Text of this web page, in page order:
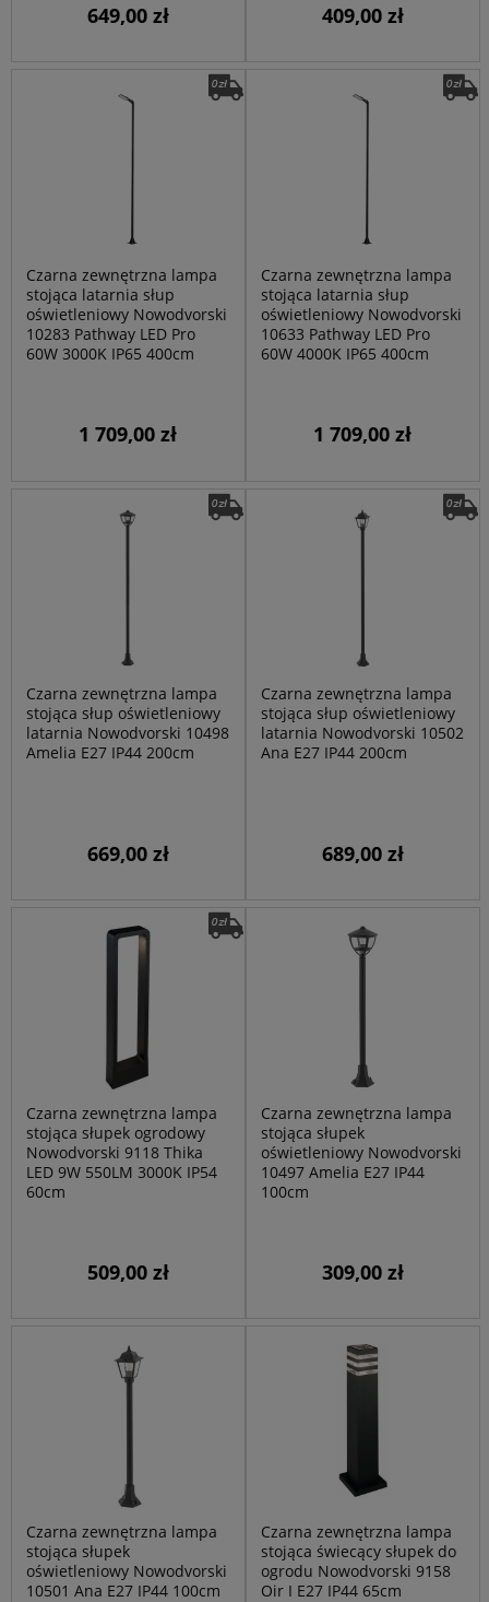
649,00 zł 409,00 zł
Czarna zewnętrzna lampa
stojąca latarnia słup
oświetleniowy Nowodvorski
10283 Pathway LED Pro
60W 3000K IP65 400cm
1 709,00 zł
Czarna zewnętrzna lampa
stojąca latarnia słup
oświetleniowy Nowodvorski
10633 Pathway LED Pro
60W 4000K IP65 400cm
1 709,00 zł
Czarna zewnętrzna lampa
stojąca słup oświetleniowy
latarnia Nowodvorski 10498
Amelia E27 IP44 200cm
669,00 zł
Czarna zewnętrzna lampa
stojąca słup oświetleniowy
latarnia Nowodvorski 10502
Ana E27 IP44 200cm
689,00 zł
Czarna zewnętrzna lampa
stojąca słupek ogrodowy
Nowodvorski 9118 Thika
LED 9W 550LM 3000K IP54
60cm
509,00 zł
Czarna zewnętrzna lampa
stojąca słupek
oświetleniowy Nowodvorski
10497 Amelia E27 IP44
100cm
309,00 zł
Czarna zewnętrzna lampa
stojąca słupek
oświetleniowy Nowodvorski
10501 Ana E27 IP44 100cm
Czarna zewnętrzna lampa
stojąca świecący słupek do
ogrodu Nowodvorski 9158
Oir I E27 IP44 65cm